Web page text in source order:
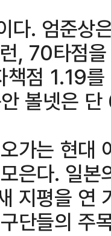
다. 엄준상
, 70타점
책점 1.19
볼넷은
가는 현대
은다. 일
지평을 연
단들의 주